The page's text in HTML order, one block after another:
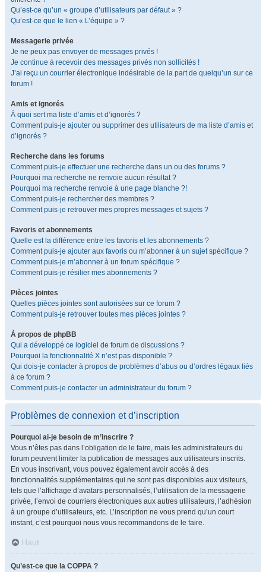
Qu’est-ce qu’un « groupe d’utilisateurs par défaut » ?
Qu’est-ce que le lien « L’équipe » ?
Messagerie privée
Je ne peux pas envoyer de messages privés !
Je continue à recevoir des messages privés non sollicités !
J’ai reçu un courrier électronique indésirable de la part de quelqu’un sur ce
forum !
Amis et ignorés
À quoi sert ma liste d’amis et d’ignorés ?
Comment puis-je ajouter ou supprimer des utilisateurs de ma liste d’amis et
d’ignorés ?
Recherche dans les forums
Comment puis-je effectuer une recherche dans un ou des forums ?
Pourquoi ma recherche ne renvoie aucun résultat ?
Pourquoi ma recherche renvoie à une page blanche ?!
Comment puis-je rechercher des membres ?
Comment puis-je retrouver mes propres messages et sujets ?
Favoris et abonnements
Quelle est la différence entre les favoris et les abonnements ?
Comment puis-je ajouter aux favoris ou m’abonner à un sujet spécifique ?
Comment puis-je m’abonner à un forum spécifique ?
Comment puis-je résilier mes abonnements ?
Pièces jointes
Quelles pièces jointes sont autorisées sur ce forum ?
Comment puis-je retrouver toutes mes pièces jointes ?
À propos de phpBB
Qui a développé ce logiciel de forum de discussions ?
Pourquoi la fonctionnalité X n’est pas disponible ?
Qui dois-je contacter à propos de problèmes d’abus ou d’ordres légaux liés
à ce forum ?
Comment puis-je contacter un administrateur du forum ?
Problèmes de connexion et d’inscription
Pourquoi ai-je besoin de m’inscrire ?
Vous n’êtes pas dans l’obligation de le faire, mais les administrateurs du
forum peuvent limiter la publication de messages aux utilisateurs inscrits.
En vous inscrivant, vous pouvez également avoir accès à des
fonctionnalités supplémentaires qui ne sont pas disponibles aux visiteurs,
tels que l’affichage d’avatars personnalisés, l’utilisation de la messagerie
privée, l’envoi de courriers électroniques aux autres utilisateurs, l’adhésion
à un groupe d’utilisateurs, etc. L’inscription ne vous prend qu’un court
instant, c’est pourquoi nous vous recommandons de le faire.
Haut
Qu’est-ce que la COPPA ?